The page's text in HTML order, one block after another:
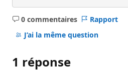
0 commentaires
Aucun
commentaire
Rapport
J’ai la même question
1 réponse